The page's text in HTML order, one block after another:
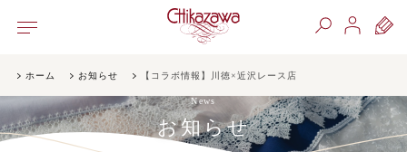
ホーム お知らせ 【コラボ情報】川徳×近沢レース店
News
お知らせ